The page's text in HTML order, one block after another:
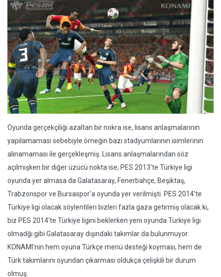
Oyunda gerçekçiliği azaltan bir nokra ise, lisans anlaşmalarının
yapılamaması sebebiyle örneğin bazı stadyumlarının isimlerinin
alınamaması ile gerçekleşmiş. Lisans anlaşmalarından söz
açılmışken bir diğer üzücü nokta ise; PES 2013'te Türkiye ligi
oyunda yer almasa da Galatasaray, Fenerbahçe, Beşiktaş,
Trabzonspor ve Bursaspor'a oyunda yer verilmişti. PES 2014'te
Türkiye ligi olacak söylentileri bizleri fazla gaza getirmiş olacak ki,
biz PES 2014'te Türkiye ligini beklerken yeni oyunda Türkiye ligi
olmadğı gibi Galatasaray dışındaki takımlar da bulunmuyor.
KONAMI'nin hem oyuna Türkçe menü desteği koyması, hem de
Türk takımlarını oyundan çıkarması oldukça çelişkili bir durum
olmuş.